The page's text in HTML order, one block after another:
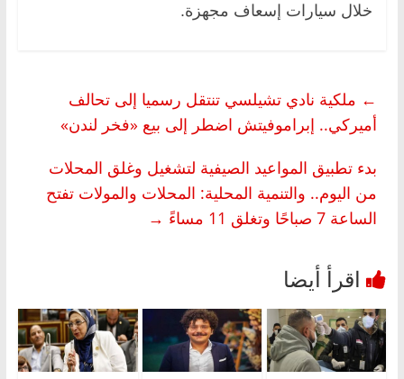
خلال سيارات إسعاف مجهزة.
← ملكية نادي تشيلسي تنتقل رسميا إلى تحالف
أميركي.. إبراموفيتش اضطر إلى بيع «فخر لندن»
بدء تطبيق المواعيد الصيفية لتشغيل وغلق المحلات
من اليوم.. والتنمية المحلية: المحلات والمولات تفتح
الساعة 7 صباحًا وتغلق 11 مساءً
→